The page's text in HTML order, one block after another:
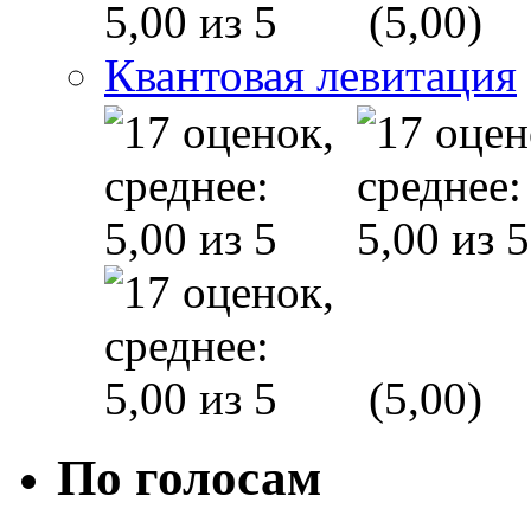
(5,00)
Квантовая левитация
(5,00)
По голосам